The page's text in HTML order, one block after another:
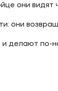
они видят
они
делают по-